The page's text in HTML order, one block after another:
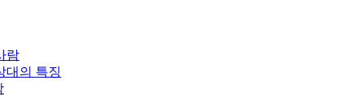
람
대의 특징